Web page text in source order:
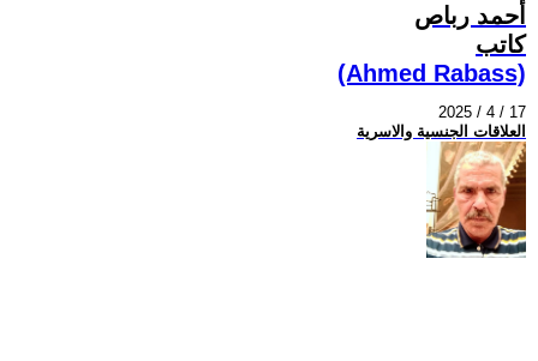
أحمد رباص
كاتب
(Ahmed Rabass)
2025 / 4 / 17
العلاقات الجنسية والاسرية